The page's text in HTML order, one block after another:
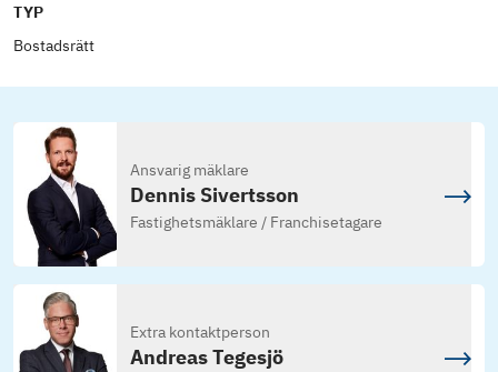
TYP
Bostadsrätt
Ansvarig mäklare
Dennis Sivertsson
Fastighetsmäklare / Franchisetagare
Extra kontaktperson
Andreas Tegesjö